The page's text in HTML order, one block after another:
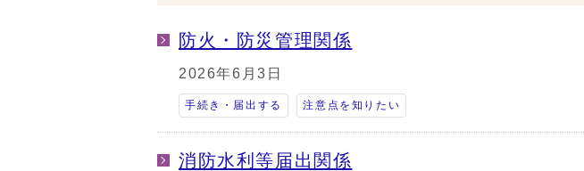
防火・防災管理関係
2026年6月3日
手続き・届出する 注意点を知りたい
消防水利等届出関係